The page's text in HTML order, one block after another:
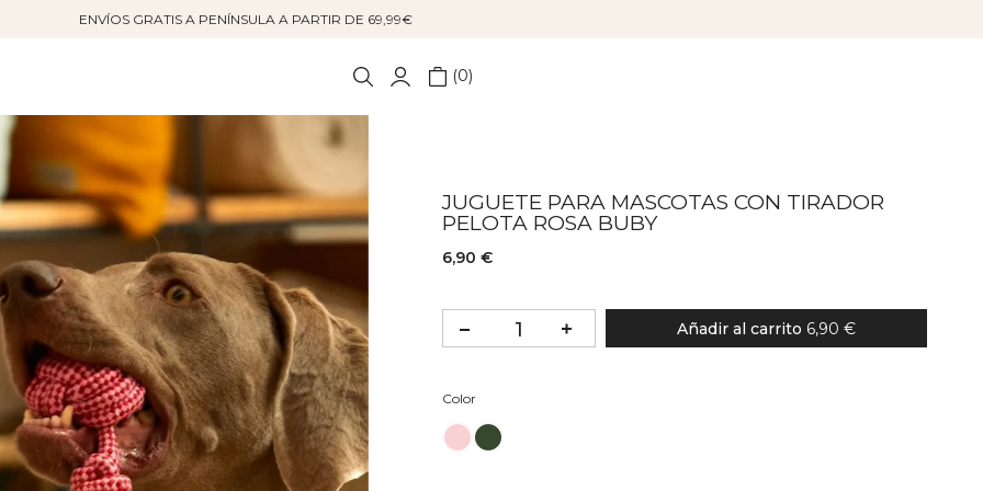
ENVÍOS GRATIS A PENÍNSULA A PARTIR DE 69,99€
0
JUGUETE PARA MASCOTAS CON TIRADOR
PELOTA ROSA BUBY
6,90 €
ColorColor
Añadir al carrito 6,90 €